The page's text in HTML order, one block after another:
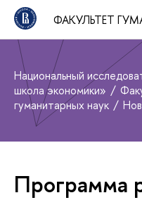
ФАКУЛЬТЕТ
Национальный
школа экономики»
гуманитарных наук
Программа